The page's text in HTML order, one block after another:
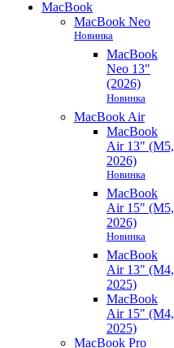
MacBook
MacBook Neo
Новинка
MacBook
Neo 13"
(2026)
Новинка
MacBook Air
MacBook
Air 13" (M5,
2026)
Новинка
MacBook
Air 15" (M5,
2026)
Новинка
MacBook
Air 13" (M4,
2025)
MacBook
Air 15" (M4,
2025)
MacBook Pro